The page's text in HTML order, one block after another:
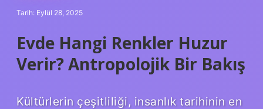
Tarih: Eylül 28, 2025
Evde Hangi Renkler Huzur
Verir? Antropolojik Bir Bakış
Kültürlerin çeşitliliği, insanlık tarihinin en